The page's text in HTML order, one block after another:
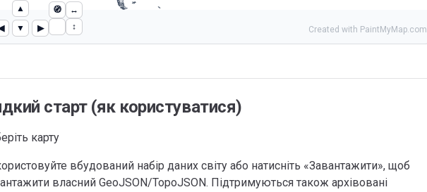
Created with PaintMyMap.com
▲
▼ ▶
🧭
↔︎
↕︎
старт (як користуватися)
карту
вбудований набір даних світу або натисніть «Завантажити», щоб
власний GeoJSON/TopoJSON. Підтримуються також архівовані